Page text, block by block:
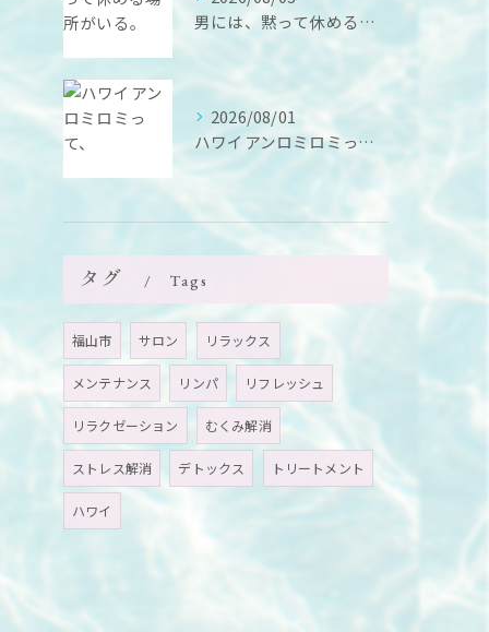
男には、黙って休める場所がいる。
2026/08/01
ハワイアンロミロミって、
タグ Tags
福山市 サロン リラックス
メンテナンス リンパ リフレッシュ
リラクゼーション むくみ解消
ストレス解消 デトックス トリートメント
ハワイ